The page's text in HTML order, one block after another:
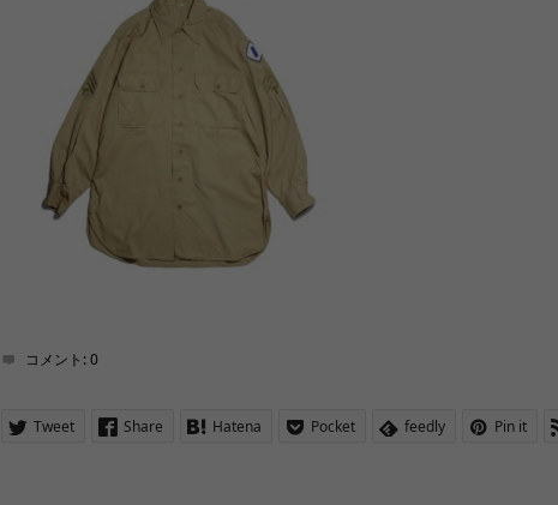
コメント:0
Tweet Share Hatena Pocket feedly Pin it